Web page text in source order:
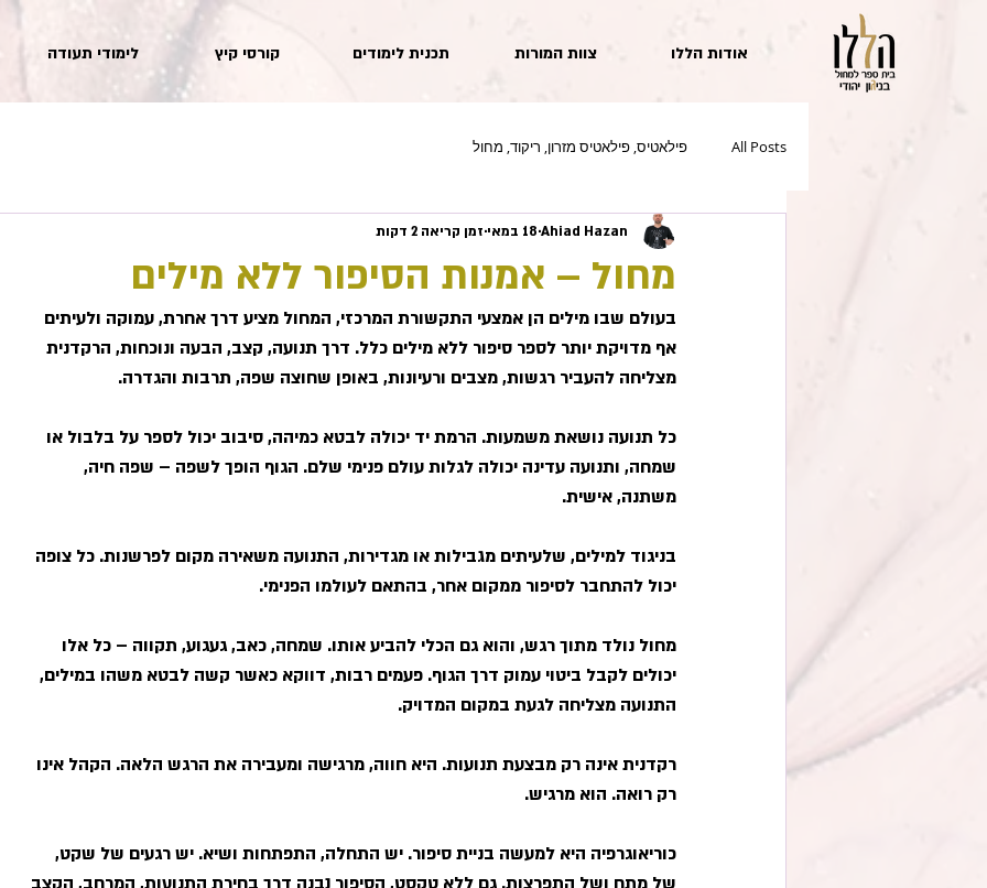
לימודי תעודה קורסי קיץ תכנית לימודים צוות המורות אודות הללו
All Posts פילאטיס, פילאטיס מזרון, ריקוד, מחול
מחול – אמנות הסיפור ללא מילים
Ahiad Hazan 18 במאי זמן קריאה 2 דקות
בעולם שבו מילים הן אמצעי התקשורת המרכזי, המחול מציע דרך אחרת, עמוקה ולעיתים
אף מדויקת יותר לספר סיפור ללא מילים כלל. דרך תנועה, קצב, הבעה ונוכחות, הרקדנית
מצליחה להעביר רגשות, מצבים ורעיונות, באופן שחוצה שפה, תרבות והגדרה.
כל תנועה נושאת משמעות. הרמת יד יכולה לבטא כמיהה, סיבוב יכול לספר על בלבול או
שמחה, ותנועה עדינה יכולה לגלות עולם פנימי שלם. הגוף הופך לשפה – שפה חיה,
משתנה, אישית.
בניגוד למילים, שלעיתים מגבילות או מגדירות, התנועה משאירה מקום לפרשנות. כל צופה
יכול להתחבר לסיפור ממקום אחר, בהתאם לעולמו הפנימי.
מחול נולד מתוך רגש, והוא גם הכלי להביע אותו. שמחה, כאב, געגוע, תקווה – כל אלו
יכולים לקבל ביטוי עמוק דרך הגוף. פעמים רבות, דווקא כאשר קשה לבטא משהו במילים,
התנועה מצליחה לגעת במקום המדויק.
רקדנית אינה רק מבצעת תנועות. היא חווה, מרגישה ומעבירה את הרגש הלאה. הקהל אינו
רק רואה. הוא מרגיש.
כוריאוגרפיה היא למעשה בניית סיפור. יש התחלה, התפתחות ושיא. יש רגעים של שקט,